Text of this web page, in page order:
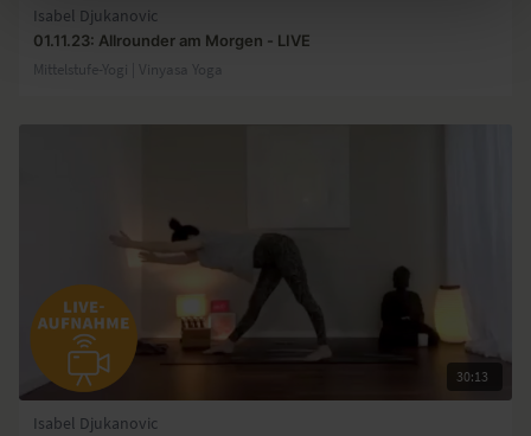
Isabel Djukanovic
01.11.23: Allrounder am Morgen - LIVE
Mittelstufe-Yogi | Vinyasa Yoga
30:13
Isabel Djukanovic